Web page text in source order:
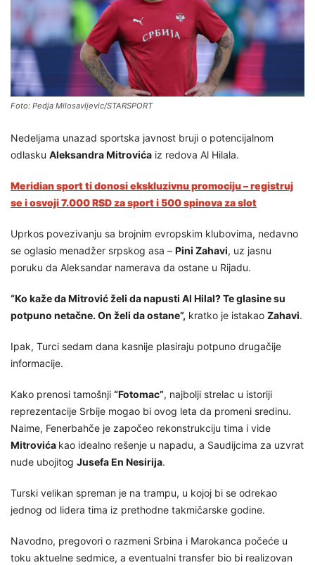
Foto: Pedja Milosavljevic/STARSPORT
Nedeljama unazad sportska javnost bruji o potencijalnom
odlasku Aleksandra Mitrovića iz redova Al Hilala.
Meridian sport ti donosi ekskluzivnu promociju – registruj
se i osvoji 7.000 RSD za sport i 500 spinova za slot
Uprkos povezivanju sa brojnim evropskim klubovima, nedavno
se oglasio menadžer srpskog asa – Pini Zahavi, uz jasnu
poruku da Aleksandar namerava da ostane u Rijadu.
“Ko kaže da Mitrović želi da napusti Al Hilal? Te glasine su
potpuno netačne. On želi da ostane”, kratko je istakao Zahavi.
Ipak, Turci sedam dana kasnije plasiraju potpuno drugačije
informacije.
Kako prenosi tamošnji “Fotomac”, najbolji strelac u istoriji
reprezentacije Srbije mogao bi ovog leta da promeni sredinu.
Naime, Fenerbahče je započeo rekonstrukciju tima i vide
Mitrovića kao idealno rešenje u napadu, a Saudijcima za uzvrat
nude ubojitog Jusefa En Nesirija.
Turski velikan spreman je na trampu, u kojoj bi se odrekao
jednog od lidera tima iz prethodne takmičarske godine.
Navodno, pregovori o razmeni Srbina i Marokanca počeće u
toku aktuelne sedmice, a eventualni transfer bio bi realizovan